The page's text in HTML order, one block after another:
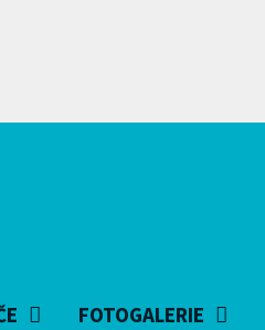
FOTOGALERIE